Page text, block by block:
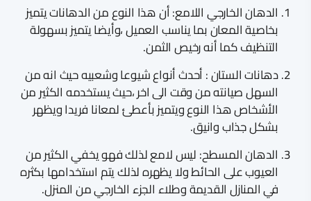
الدهان الخارجي اللامع: أن هذا النوع من الدهانات يتميز
بخاصية المعان بما يناسب العميل ،وأيضا يتميز بسهولة
التنظيف كما أنه رخيص الثمن.
دهانات الستان : أحدث أنواع شيوعا وشعبيه حيث انه من
السهل صيانته من وقت الى اخر ،حيث يستخدمه الكثير من
الأشخاص هذا النوع ويتميز بأعطئ لمعانا فريدا ويظهر
بشكل جذاب وانيق.
الدهان المسطح: ليس لامع لذلك فهو يخفي الكثير من
العيوب على الحائط ولا يظهره لذلك يتم استخدامها بكثره
في المنازل القديمة وطلاء الجزء الخارجي من المنزل.